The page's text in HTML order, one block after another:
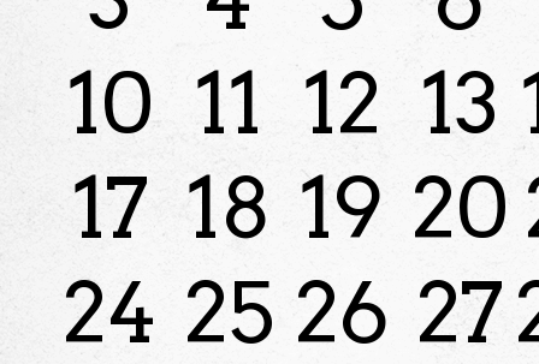
10 11 12 13
17 18 19 20
24 25 26 27